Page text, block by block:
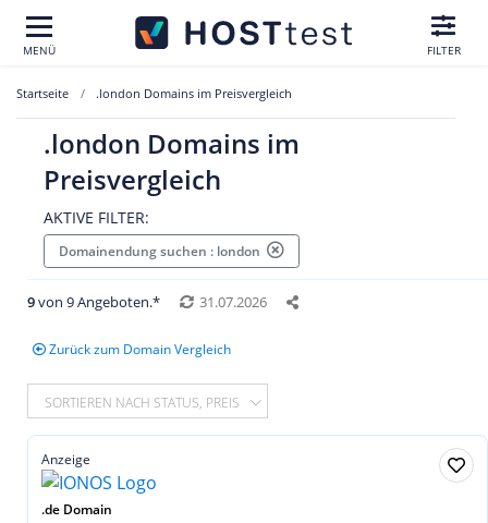
MENÜ FILTER
Startseite .london Domains im Preisvergleich
.london Domains im
Preisvergleich
AKTIVE FILTER:
Domainendung suchen : london
9von 9 Angeboten.* 31.07.2026
Zurück zum Domain Vergleich
SORTIEREN NACH STATUS, PREIS
Anzeige
.de Domain